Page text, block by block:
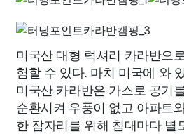
미국산 대형 럭셔리 카라반으
험할 수 있다. 마치 미국에 와
미국산 카라반은 가스로 공기
순환시켜 우풍이 없고 아파트
한 잠자리를 위해 침대마다 별